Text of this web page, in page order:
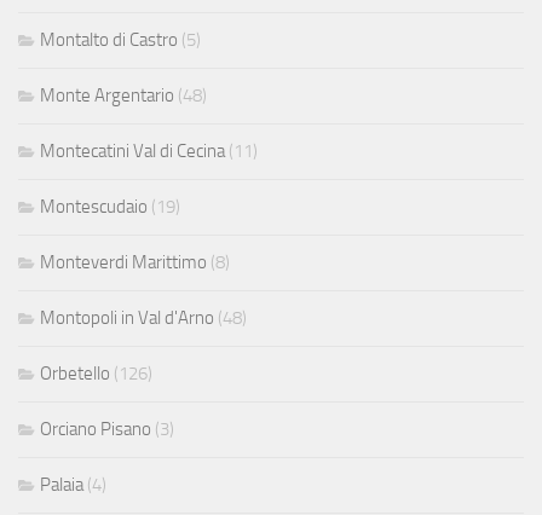
Montalto di Castro (5)
Monte Argentario (48)
Montecatini Val di Cecina (11)
Montescudaio (19)
Monteverdi Marittimo (8)
Montopoli in Val d'Arno (48)
Orbetello (126)
Orciano Pisano (3)
Palaia (4)